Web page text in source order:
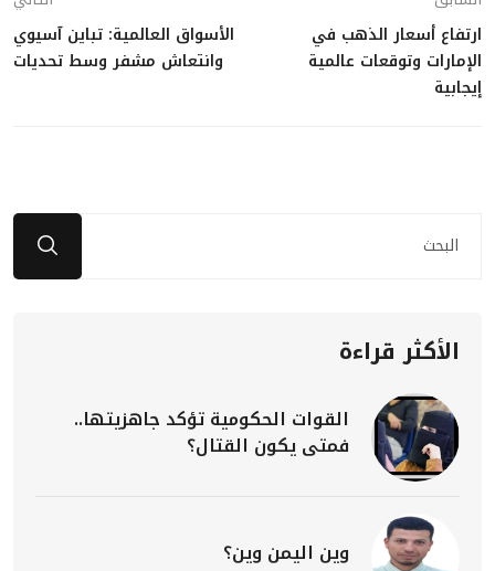
ارتفاع أسعار الذهب في
الإمارات وتوقعات عالمية
إيجابية
الأسواق العالمية: تباين آسيوي
وانتعاش مشفر وسط تحديات
الأكثر قراءة
القوات الحكومية تؤكد جاهزيتها..
فمتى يكون القتال؟
وين اليمن وين؟